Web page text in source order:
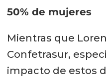
50% de mujeres
Mientras que
Confetrasur,
impacto de estos